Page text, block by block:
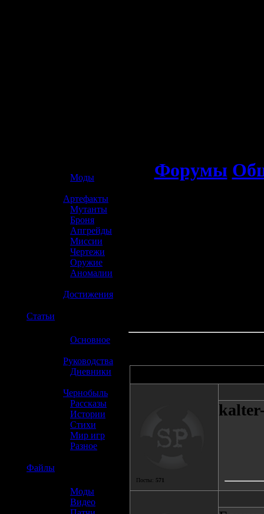
Моды
Артефакты
Мутанты
Броня
Апгрейды
Миссии
Чертежи
Оружие
Аномалии
Достижения
Статьи
Основное
Руководства
Дневники
Чернобыль
Рассказы
Истории
Стихи
Мир игр
Разное
Файлы
Моды
Видео
Форумы
Посты: 571